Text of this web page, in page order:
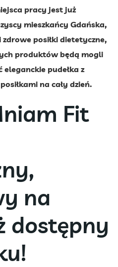
pracy jest już
mieszkańcy Gdańska,
zdrowe posiłki dietetyczne,
produktów będą mogli
pudełka z
na cały dzień.
Fit
na
dostępny